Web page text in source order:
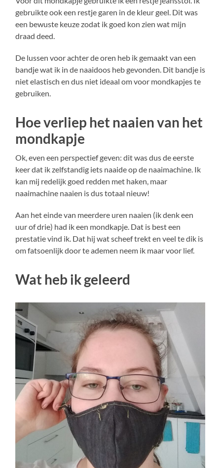
gebruikte ook een restje garen in de kleur geel. Dit was
een bewuste keuze zodat ik goed kon zien wat mijn
draad deed.
De lussen voor achter de oren heb ik gemaakt van een
bandje wat ik in de naaidoos heb gevonden. Dit bandje is
niet elastisch en dus niet ideaal om voor mondkapjes te
gebruiken.
Hoe verliep het naaien van het
mondkapje
Ok, even een perspectief geven: dit was dus de eerste
keer dat ik zelfstandig iets naaide op de naaimachine. Ik
kan mij redelijk goed redden met haken, maar
naaimachine naaien is dus totaal nieuw!
Aan het einde van meerdere uren naaien (ik denk een
uur of drie) had ik een mondkapje. Dat is best een
prestatie vind ik. Dat hij wat scheef trekt en veel te dik is
om fatsoenlijk door te ademen neem ik maar voor lief.
Wat heb ik geleerd